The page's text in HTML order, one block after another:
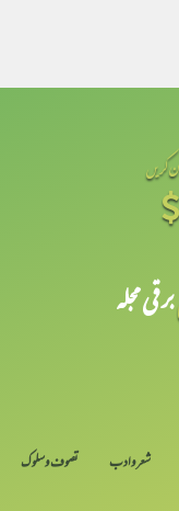
کریں
برقی مجلہ
شعر و ادب تصوف و سلوک